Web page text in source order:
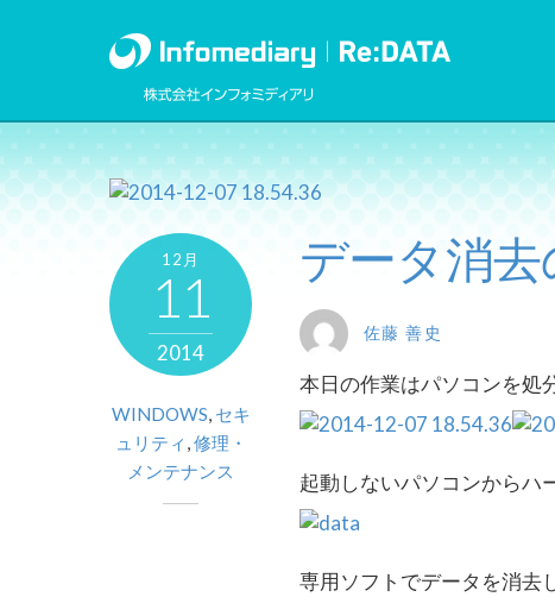
12月
11
2014
WINDOWS, セキ
ュリティ ,修理・
メンテナンス
データ消
佐藤 善史
本日の作業はパソコンを処
起動しないパソコンからハ
専用ソフトでデータを消去